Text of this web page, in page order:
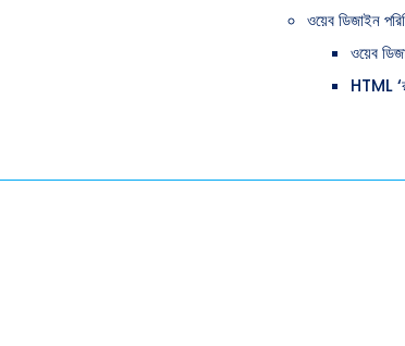
ওয়েব ডিজাইন
ওয়েব
HTML